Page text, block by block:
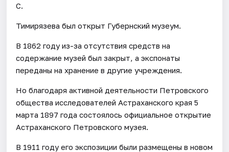
С.
Тимирязева был открыт Губернский музеум.
В 1862 году из-за отсутствия средств на
содержание музей был закрыт, а экспонаты
переданы на хранение в другие учреждения.
Но благодаря активной деятельности Петровского
общества исследователей Астраханского края 5
марта 1897 года состоялось официальное открытие
Астраханского Петровского музея.
В 1911 году его экспозиции были размещены в новом